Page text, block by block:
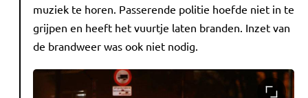
muziek te horen. Passerende politie hoefde niet in te
grijpen en heeft het vuurtje laten branden. Inzet van
de brandweer was ook niet nodig.